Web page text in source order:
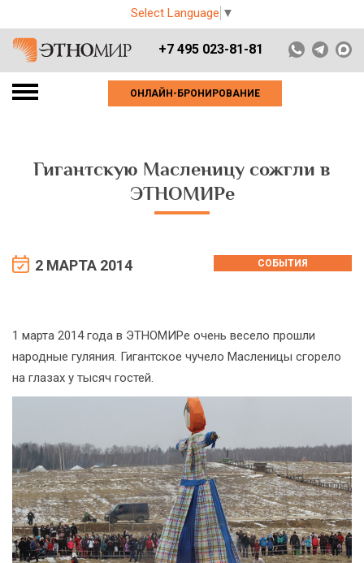
Select Language ▼
+7 495 023-81-81
ОНЛАЙН-БРОНИРОВАНИЕ
Гигантскую Масленицу сожгли в
ЭТНОМИРе
2 МАРТА 2014 СОБЫТИЯ
1 марта 2014 года в ЭТНОМИРе очень весело прошли
народные гуляния. Гигантское чучело Масленицы сгорело
на глазах у тысяч гостей.